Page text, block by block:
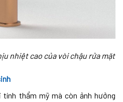
nhiệt cao của vòi chậu rửa mặt
thẩm mỹ mà còn ảnh hưởng